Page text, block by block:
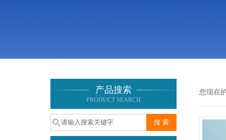
产品搜索
PRODUCT SEARCH
您现在